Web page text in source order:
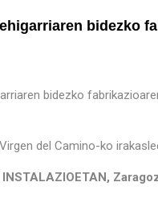
bidezko
bidezko
del Camino-ko